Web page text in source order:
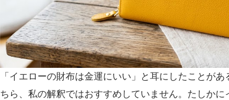
「イエローの財布は金運にいい」と耳にしたことが
ちら、私の解釈ではおすすめしていません。たしか